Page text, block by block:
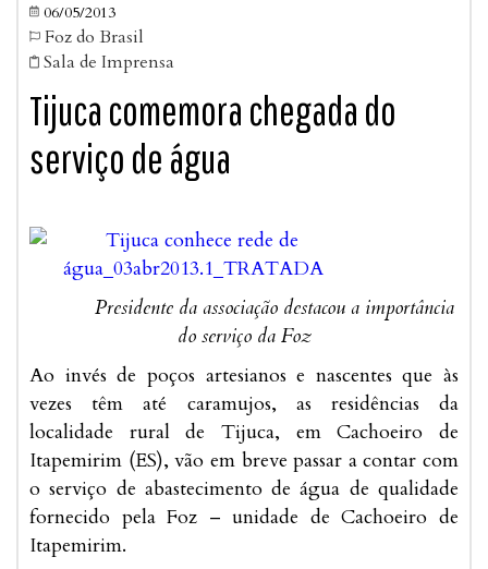
 06/05/2013
 Foz do Brasil
 Sala de Imprensa
Tijuca comemora chegada do
serviço de água
Presidente da associação destacou a importância
do serviço da Foz
Ao invés de poços artesianos e nascentes que às
vezes têm até caramujos, as residências da
localidade rural de Tijuca, em Cachoeiro de
Itapemirim (ES), vão em breve passar a contar com
o serviço de abastecimento de água de qualidade
fornecido pela Foz – unidade de Cachoeiro de
Itapemirim.